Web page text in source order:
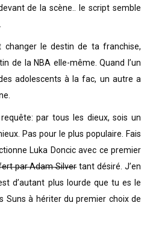
de la scène.. le script semble
changer le destin de ta franchise,
de la NBA elle-même. Quand l’un
adolescents à la fac, un autre a
par tous les dieux, sois un
Pas pour le plus populaire. Fais
Luka Doncic avec ce premier
par Adam Silvertant désiré. J’en
d’autant plus lourde que tu es le
Suns à hériter du premier choix de